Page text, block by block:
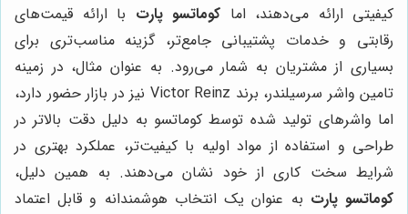
کیفیتی ارائه می‌دهند، اما کوماتسو پارت با ارائه قیمت‌های
رقابتی و خدمات پشتیبانی جامع‌تر، گزینه مناسب‌تری برای
بسیاری از مشتریان به شمار می‌رود. به عنوان مثال، در زمینه
تامین واشر سرسیلندر، برند Victor Reinz نیز در بازار حضور دارد،
اما واشرهای تولید شده توسط کوماتسو به دلیل دقت بالاتر در
طراحی و استفاده از مواد اولیه با کیفیت‌تر، عملکرد بهتری در
شرایط سخت کاری از خود نشان می‌دهند. به همین دلیل،
کوماتسو پارت به عنوان یک انتخاب هوشمندانه و قابل اعتماد